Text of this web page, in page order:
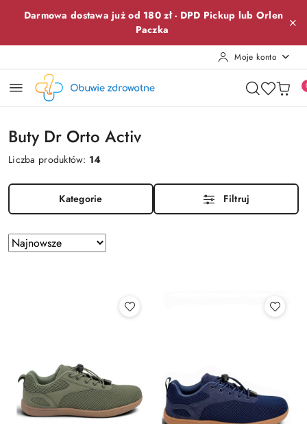
Przejdź do treści głównej
Przejdź do wyszukiwarki
Przejdź do moje konto
Przejdź do menu głównego
Przejdź do stopki
Darmowa dostawa już od 180 zł - DPD Pickup lub Orlen
Paczka
Moje konto
Buty Dr Orto Activ
Liczba produktów: 14
Kategorie Filtruj
Zastosowano
sortowanie:
Sortuj
według